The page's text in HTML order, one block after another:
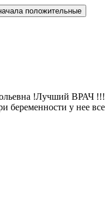
положительные
!Лучший ВРАЧ !!!
беременности у нее все